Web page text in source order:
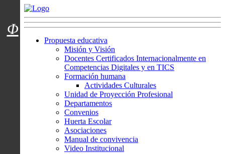
Menú usuarios
Propuesta educativa
Misión y Visión
Docentes Certificados Internacionalmente en
Competencias Digitales y en TICS
Formación humana
Actividades Culturales
Unidad de Proyección Profesional
Departamentos
Convenios
Huerta Escolar
Asociaciones
Manual de convivencia
Video Institucional
Φ